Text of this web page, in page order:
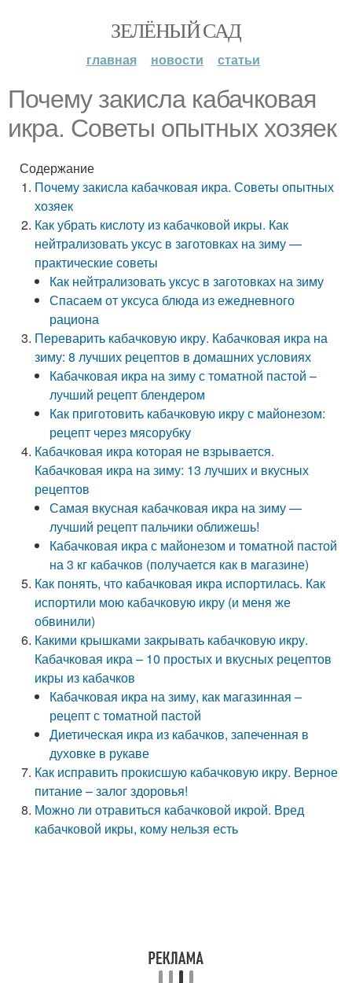
ЗЕЛЁНЫЙ САД
главная новости статьи
Почему закисла кабачковая
икра. Советы опытных хозяек
Содержание
Почему закисла кабачковая икра. Советы опытных
хозяек
Как убрать кислоту из кабачковой икры. Как
нейтрализовать уксус в заготовках на зиму —
практические советы
Как нейтрализовать уксус в заготовках на зиму
Спасаем от уксуса блюда из ежедневного
рациона
Переварить кабачковую икру. Кабачковая икра на
зиму: 8 лучших рецептов в домашних условиях
Кабачковая икра на зиму с томатной пастой –
лучший рецепт блендером
Как приготовить кабачковую икру с майонезом:
рецепт через мясорубку
Кабачковая икра которая не взрывается.
Кабачковая икра на зиму: 13 лучших и вкусных
рецептов
Самая вкусная кабачковая икра на зиму —
лучший рецепт пальчики оближешь!
Кабачковая икра с майонезом и томатной пастой
на 3 кг кабачков (получается как в магазине)
Как понять, что кабачковая икра испортилась. Как
испортили мою кабачковую икру (и меня же
обвинили)
Какими крышками закрывать кабачковую икру.
Кабачковая икра – 10 простых и вкусных рецептов
икры из кабачков
Кабачковая икра на зиму, как магазинная –
рецепт с томатной пастой
Диетическая икра из кабачков, запеченная в
духовке в рукаве
Как исправить прокисшую кабачковую икру. Верное
питание – залог здоровья!
Можно ли отравиться кабачковой икрой. Вред
кабачковой икры, кому нельзя есть